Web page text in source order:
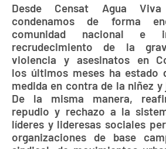
Desde Censat Agua
condenamos de forma
comunidad nacional e
recrudecimiento de la
violencia y asesinatos en
los últimos meses ha estado
medida en contra de la niñez
De la misma manera,
repudio y rechazo a la
líderes y lideresas sociales
organizaciones de base